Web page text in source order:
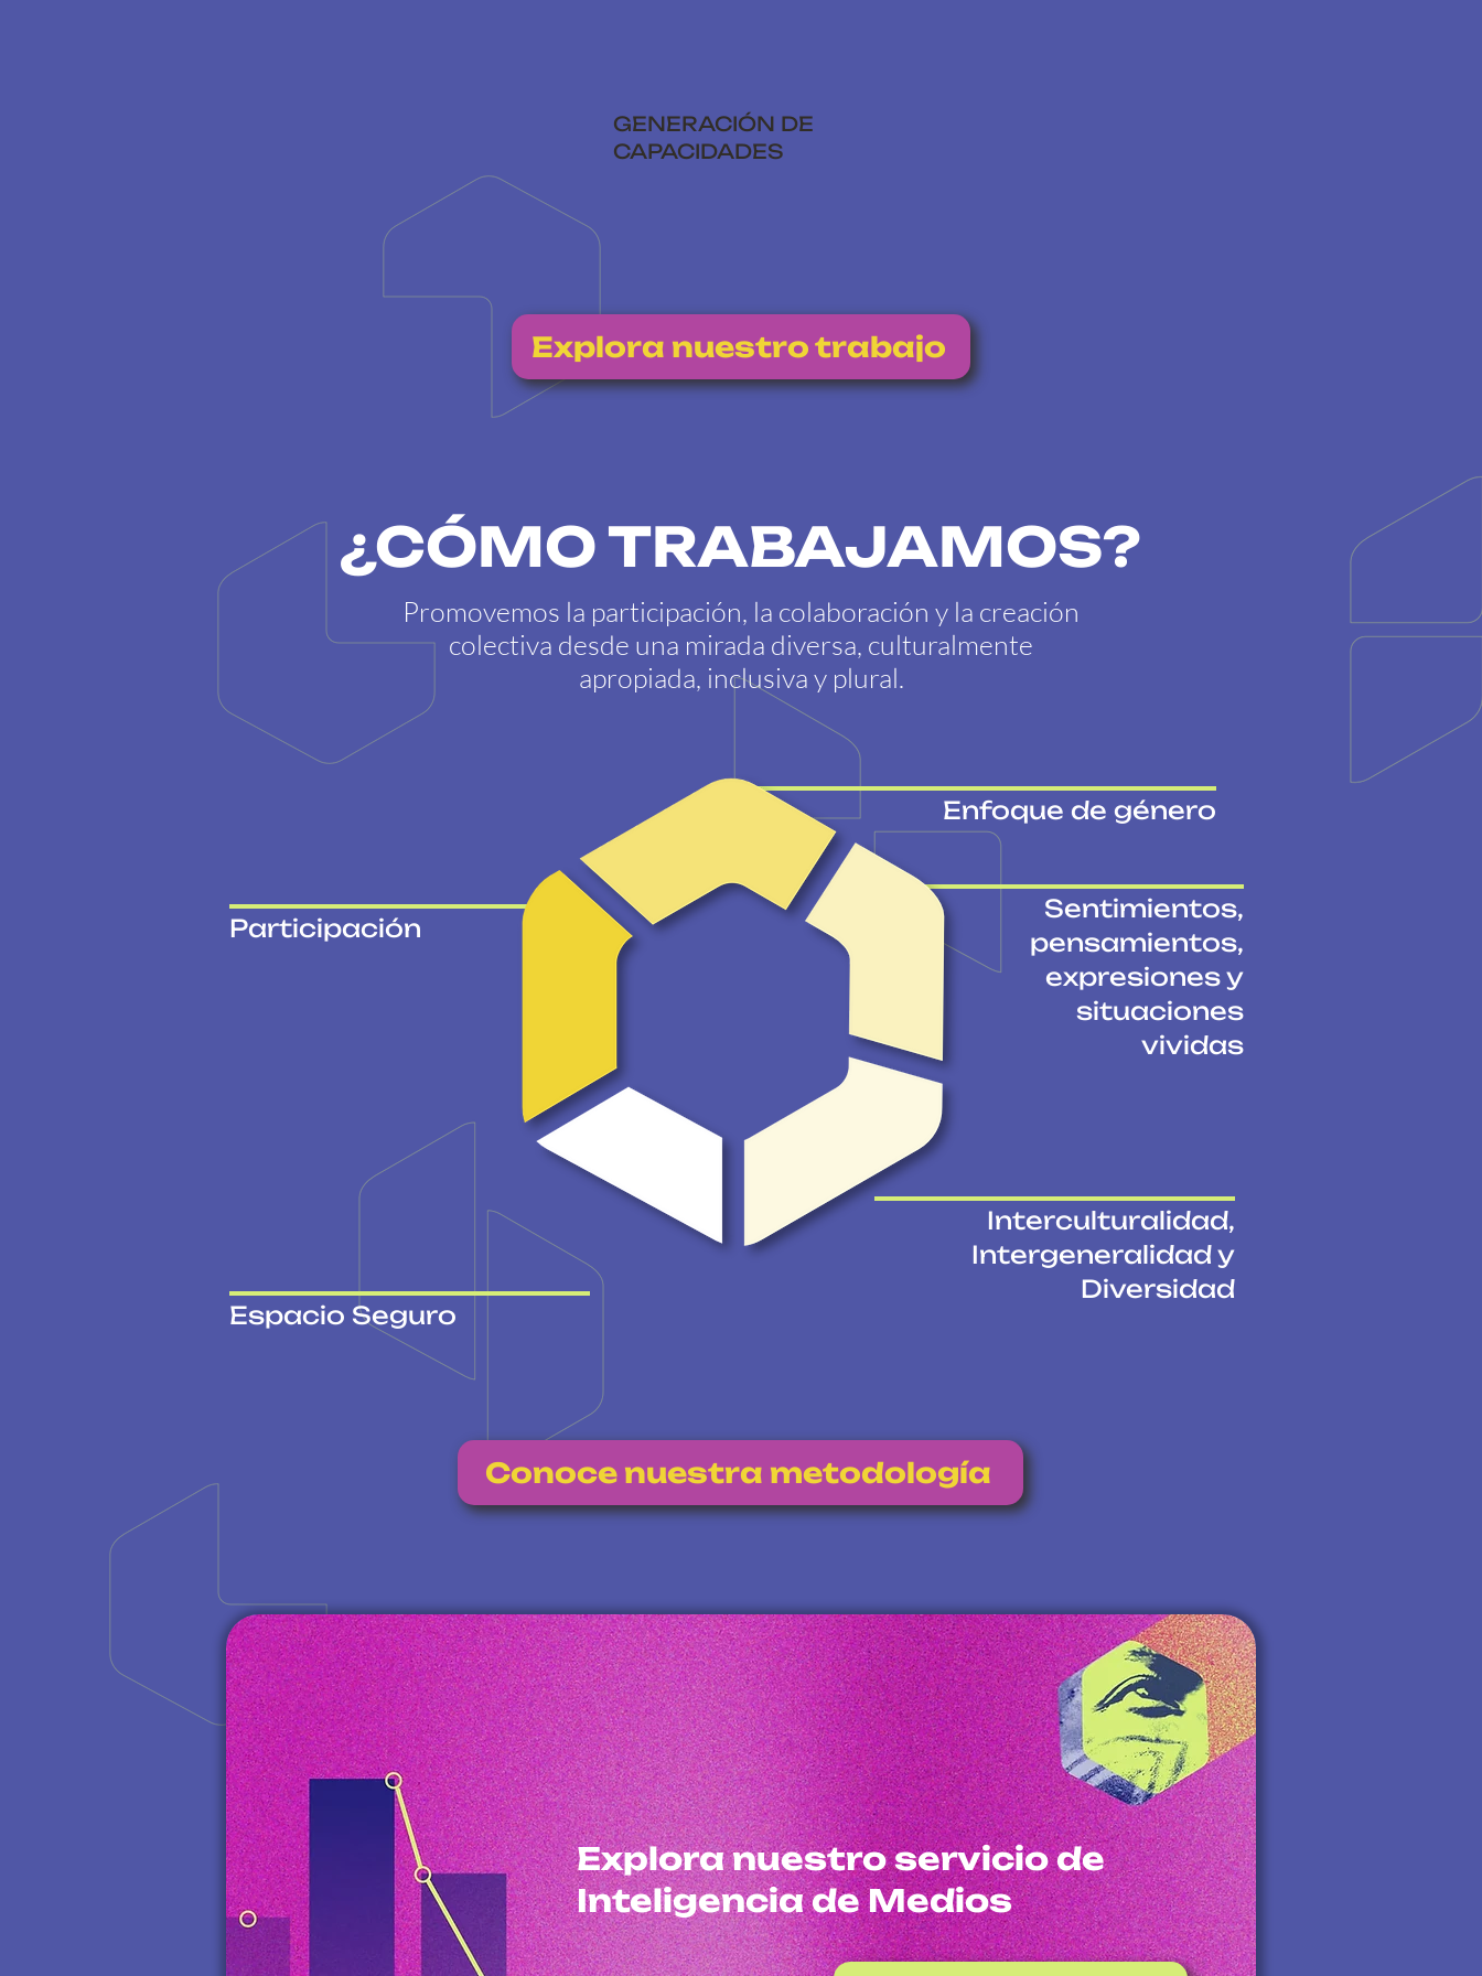
GENERACIÓN DE
CAPACIDADES
Explora nuestro trabajo
¿CÓMO TRABAJAMOS?
Promovemos la participación, la colaboración y la creación
colectiva desde una mirada diversa, culturalmente
apropiada, inclusiva y plural.
Enfoque de género
Sentimientos,
pensamientos,
expresiones y
situaciones
vividas
Interculturalidad,
Intergeneralidad y
Diversidad
Espacio Seguro
Participación
Conoce nuestra metodología
Explora nuestro servicio de
Inteligencia de Medios